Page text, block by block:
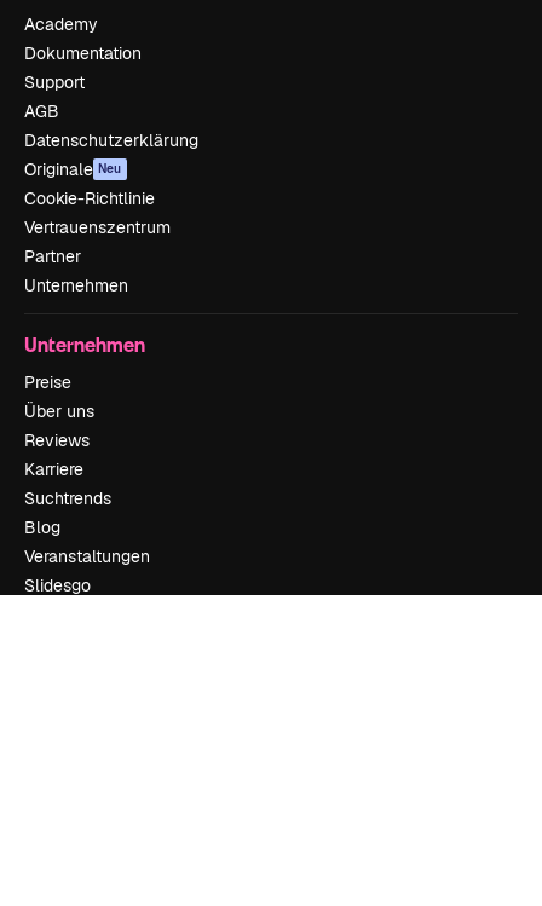
Academy
Dokumentation
Support
AGB
Datenschutzerklärung
Originale Neu
Cookie-Richtlinie
Vertrauenszentrum
Partner
Unternehmen
Unternehmen
Preise
Über uns
Reviews
Karriere
Suchtrends
Blog
Veranstaltungen
Slidesgo